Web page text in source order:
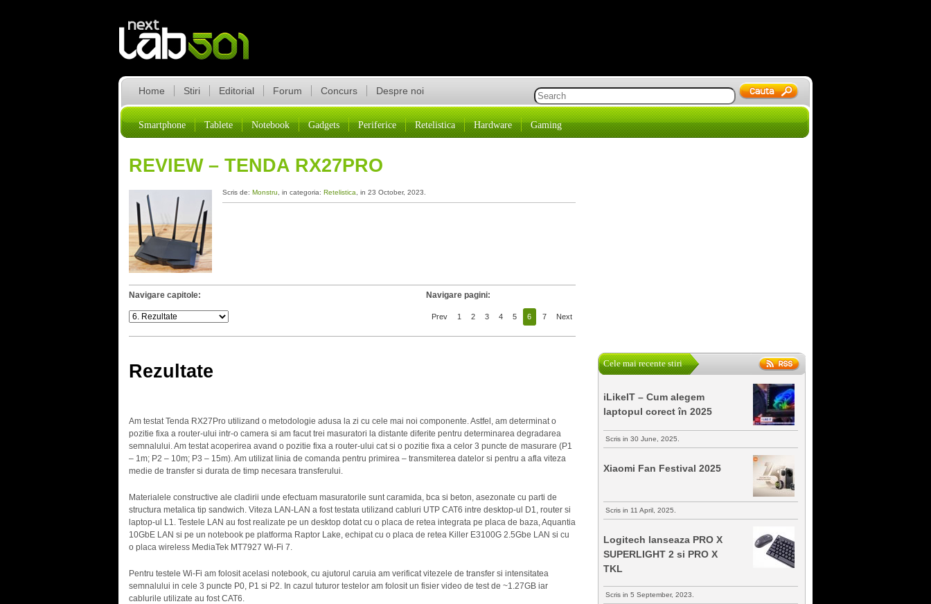
Home Stiri Editorial Forum Concurs Despre noi
Smartphone Tablete Notebook Gadgets Periferice Retelistica Hardware Gaming
REVIEW – TENDA RX27PRO
Scris de: Monstru , in categoria: Retelistica , in 23 October, 2023.
Navigare capitole: Navigare pagini:
Prev 1 2 3 4 5 6 7 Next
Rezultate
Am testat Tenda RX27Pro utilizand o metodologie adusa la zi cu cele mai noi componente. Astfel, am determinat o
pozitie fixa a router-ului intr-o camera si am facut trei masuratori la distante diferite pentru determinarea degradarea
semnalului. Am testat acoperirea avand o pozitie fixa a router-ului cat si o pozitie fixa a celor 3 puncte de masurare (P1
– 1m; P2 – 10m; P3 – 15m). Am utilizat linia de comanda pentru primirea – transmiterea datelor si pentru a afla viteza
medie de transfer si durata de timp necesara transferului.
Materialele constructive ale cladirii unde efectuam masuratorile sunt caramida, bca si beton, asezonate cu parti de
structura metalica tip sandwich. Viteza LAN-LAN a fost testata utilizand cabluri UTP CAT6 intre desktop-ul D1, router si
laptop-ul L1. Testele LAN au fost realizate pe un desktop dotat cu o placa de retea integrata pe placa de baza, Aquantia
10GbE LAN si pe un notebook pe platforma Raptor Lake, echipat cu o placa de retea Killer E3100G 2.5Gbe LAN si cu
o placa wireless MediaTek MT7927 Wi-Fi 7.
Pentru testele Wi-Fi am folosit acelasi notebook, cu ajutorul caruia am verificat vitezele de transfer si intensitatea
semnalului in cele 3 puncte P0, P1 si P2. In cazul tuturor testelor am folosit un fisier video de test de ~1.27GB iar
cablurile utilizate au fost CAT6.
Cele mai recente stiri
iLikeIT – Cum alegem
laptopul corect în 2025
Scris in 30 June, 2025.
Xiaomi Fan Festival 2025
Scris in 11 April, 2025.
Logitech lanseaza PRO X
SUPERLIGHT 2 si PRO X
TKL
Scris in 5 September, 2023.